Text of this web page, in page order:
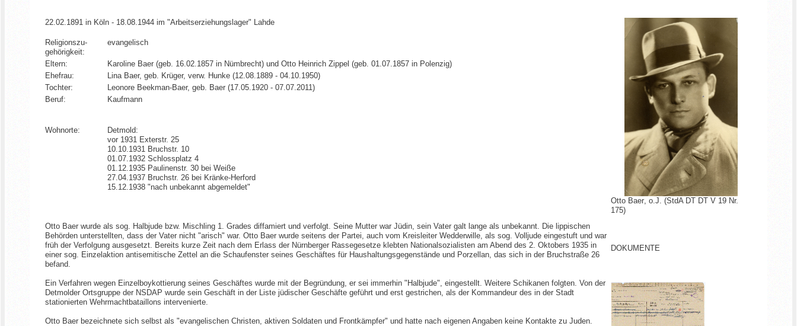
22.02.1891 in Köln - 18.08.1944 im "Arbeitserziehungslager" Lahde
Religionszu­
gehörigkeit:
evangelisch
Eltern:
Karoline Baer (geb. 16.02.1857 in Nümbrecht) und Otto Heinrich Zippel (geb. 01.07.1857 in Polenzig)
Ehefrau:
Lina Baer, geb. Krüger, verw. Hunke (12.08.1889 - 04.10.1950)
Tochter:
Leonore Beekman-Baer, geb. Baer (17.05.1920 - 07.07.2011)
Beruf:
Kaufmann
Wohnorte:
Detmold:
vor 1931 Exterstr. 25
10.10.1931 Bruchstr. 10
01.07.1932 Schlossplatz 4
01.12.1935 Paulinenstr. 30 bei Weiße
27.04.1937 Bruchstr. 26 bei Kränke-Herford
15.12.1938 "nach unbekannt abgemeldet"
Otto Baer wurde als sog. Halbjude bzw. Mischling 1. Grades diffamiert und verfolgt. Seine Mutter war Jüdin, sein Vater galt lange als unbekannt. Die lippischen
Behörden unterstellten, dass der Vater nicht "arisch" war. Otto Baer wurde seitens der Partei, auch vom Kreisleiter Wedderwille, als sog. Volljude eingestuft und war
früh der Verfolgung ausgesetzt. Bereits kurze Zeit nach dem Erlass der Nürnberger Rassegesetze klebten Nationalsozialisten am Abend des 2. Oktobers 1935 in
einer sog. Einzelaktion antisemitische Zettel an die Schaufenster seines Geschäftes für Haushaltungsgegenstände und Porzellan, das sich in der Bruchstraße 26
befand.
Ein Verfahren wegen Einzelboykottierung seines Geschäftes wurde mit der Begründung, er sei immerhin "Halbjude", eingestellt. Weitere Schikanen folgten. Von der
Detmolder Ortsgruppe der NSDAP wurde sein Geschäft in der Liste jüdischer Geschäfte geführt und erst gestrichen, als der Kommandeur des in der Stadt
stationierten Wehrmachtbataillons intervenierte.
Otto Baer bezeichnete sich selbst als "evangelischen Christen, aktiven Soldaten und Frontkämpfer" und hatte nach eigenen Angaben keine Kontakte zu Juden.
Otto Baer, o.J. (StdA DT DT V 19 Nr.
175)
DOKUMENTE